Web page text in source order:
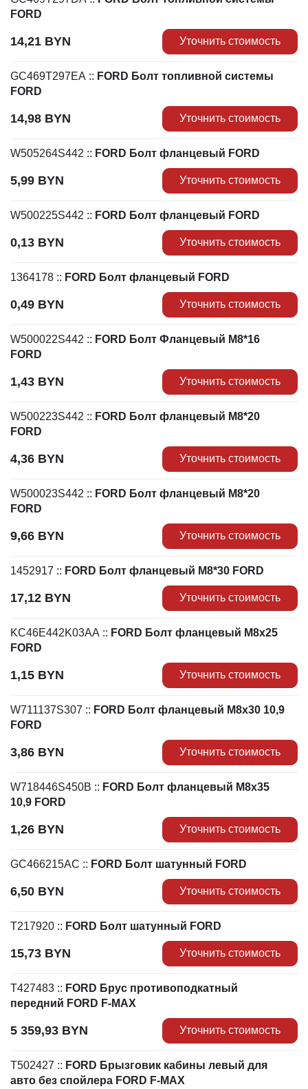
FORD
14,21 BYN Уточнить стоимость
GC469T297EA :: FORD Болт топливной системы
FORD
14,98 BYN Уточнить стоимость
W505264S442 :: FORD Болт фланцевый FORD
5,99 BYN Уточнить стоимость
W500225S442 :: FORD Болт фланцевый FORD
0,13 BYN Уточнить стоимость
1364178 :: FORD Болт фланцевый FORD
0,49 BYN Уточнить стоимость
W500022S442 :: FORD Болт Фланцевый М8*16
FORD
1,43 BYN Уточнить стоимость
W500223S442 :: FORD Болт фланцевый М8*20
FORD
4,36 BYN Уточнить стоимость
W500023S442 :: FORD Болт фланцевый М8*20
FORD
9,66 BYN Уточнить стоимость
1452917 :: FORD Болт фланцевый М8*30 FORD
17,12 BYN Уточнить стоимость
KC46E442K03AA :: FORD Болт фланцевый М8х25
FORD
1,15 BYN Уточнить стоимость
W711137S307 :: FORD Болт фланцевый М8х30 10,9
FORD
3,86 BYN Уточнить стоимость
W718446S450B :: FORD Болт фланцевый М8х35
10,9 FORD
1,26 BYN Уточнить стоимость
GC466215AC :: FORD Болт шатунный FORD
6,50 BYN Уточнить стоимость
T217920 :: FORD Болт шатунный FORD
15,73 BYN Уточнить стоимость
T427483 :: FORD Брус противоподкатный
передний FORD F-MAX
5 359,93 BYN Уточнить стоимость
T502427 :: FORD Брызговик кабины левый для
авто без спойлера FORD F-MAX